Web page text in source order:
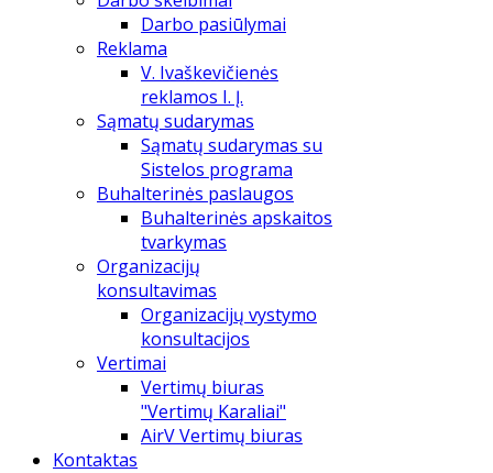
Darbo pasiūlymai
Reklama
V. Ivaškevičienės
reklamos I. Į.
Sąmatų sudarymas
Sąmatų sudarymas su
Sistelos programa
Buhalterinės paslaugos
Buhalterinės apskaitos
tvarkymas
Organizacijų
konsultavimas
Organizacijų vystymo
konsultacijos
Vertimai
Vertimų biuras
"Vertimų Karaliai"
AirV Vertimų biuras
Kontaktas